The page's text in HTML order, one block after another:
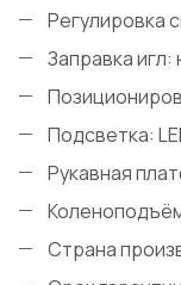
Регулировка
Заправка
Подсветка:
Рукавная
Страна